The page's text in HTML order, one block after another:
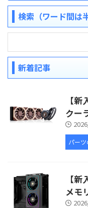
検索（ワード間は
新着記事
【
クー
パー
【
メモ